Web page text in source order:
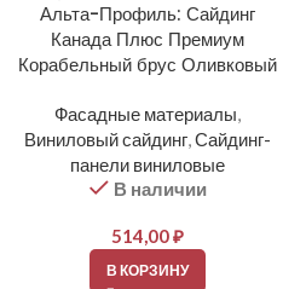
Альта-Профиль: Сайдинг
Канада Плюс Премиум
Корабельный брус Оливковый
Фасадные материалы,
Виниловый сайдинг,Сайдинг-
панели виниловые
В наличии
514,00₽
В КОРЗИНУ